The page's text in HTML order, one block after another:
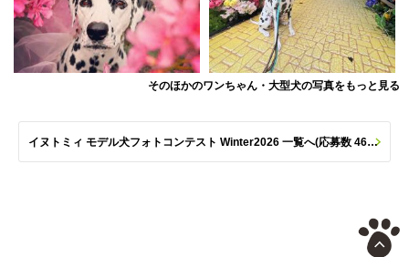
そのほかのワンちゃん・大型犬の写真をもっと見る
イヌトミィ モデル犬フォトコンテスト Winter2026 一覧へ(応募数 461枚)